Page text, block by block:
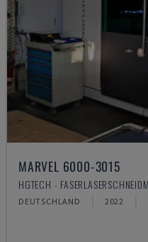
MARVEL 6000-3015
HGTECH -
DEUTSCHLAND 2022